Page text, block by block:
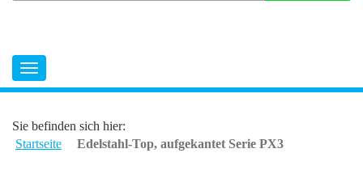
Sie befinden sich hier:
Startseite
Edelstahl-Top, aufgekantet Serie PX3